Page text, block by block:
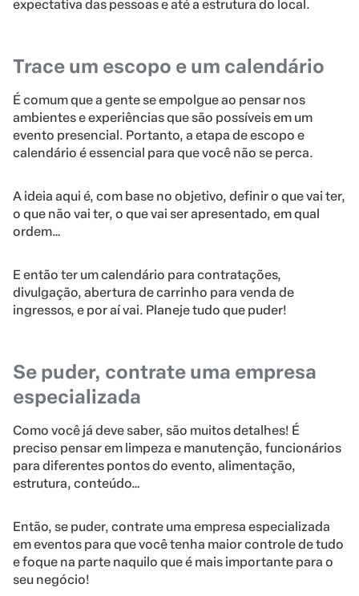
expectativa das pessoas e até a estrutura do local.
Trace um escopo e um calendário
É comum que a gente se empolgue ao pensar nos
ambientes e experiências que são possíveis em um
evento presencial. Portanto, a etapa de escopo e
calendário é essencial para que você não se perca.
A ideia aqui é, com base no objetivo, definir o que vai ter,
o que não vai ter, o que vai ser apresentado, em qual
ordem…
E então ter um calendário para contratações,
divulgação, abertura de carrinho para venda de
ingressos, e por aí vai. Planeje tudo que puder!
Se puder, contrate uma empresa
especializada
Como você já deve saber, são muitos detalhes! É
preciso pensar em limpeza e manutenção, funcionários
para diferentes pontos do evento, alimentação,
estrutura, conteúdo…
Então, se puder, contrate uma empresa especializada
em eventos para que você tenha maior controle de tudo
e foque na parte naquilo que é mais importante para o
seu negócio!